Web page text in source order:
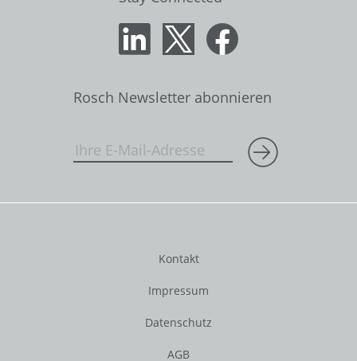
Rosch Newsletter abonnieren
Kontakt
Impressum
Datenschutz
AGB